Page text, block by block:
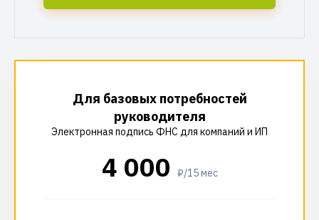
Для базовых потребностей
руководителя
Электронная подпись ФНС для компаний и ИП
4 000 ₽/15 мес